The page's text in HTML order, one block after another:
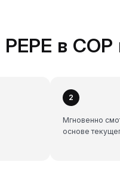
в
2
Мгновенно
основе